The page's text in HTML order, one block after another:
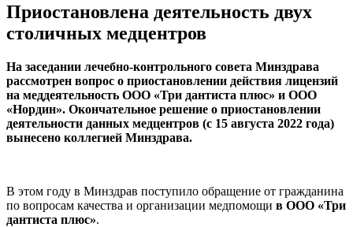
Приостановлена деятельность двух
столичных медцентров
На заседании лечебно-контрольного совета Минздрава
рассмотрен вопрос о приостановлении действия лицензий
на меддеятельность ООО «Три дантиста плюс» и ООО
«Нордин». Окончательное решение о приостановлении
деятельности данных медцентров (с 15 августа 2022 года)
вынесено коллегией Минздрава.
В этом году в Минздрав поступило обращение от гражданина
по вопросам качества и организации медпомощи в ООО «Три
дантиста плюс».